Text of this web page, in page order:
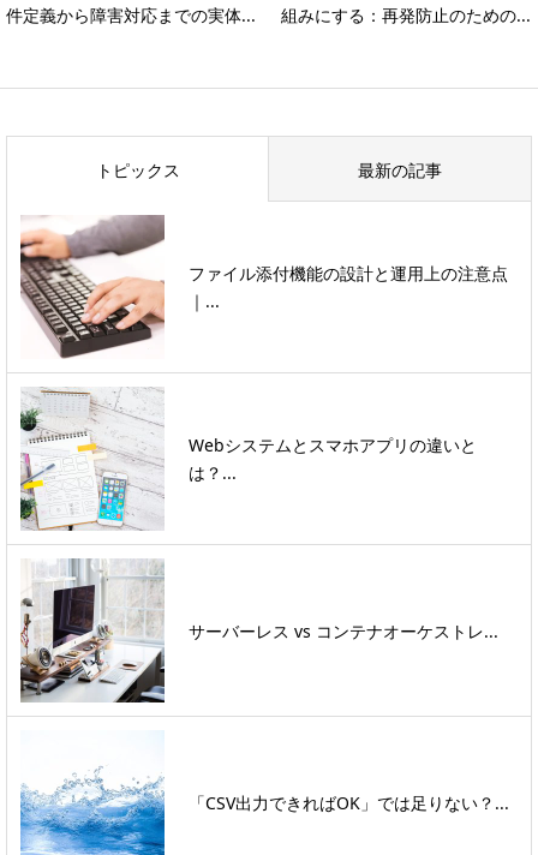
件定義から障害対応までの実体... 組みにする：再発防止のための...
トピックス 最新の記事
ファイル添付機能の設計と運用上の注意点
｜...
Webシステムとスマホアプリの違いと
は？...
サーバーレス vs コンテナオーケストレ...
「CSV出力できればOK」では足りない？...